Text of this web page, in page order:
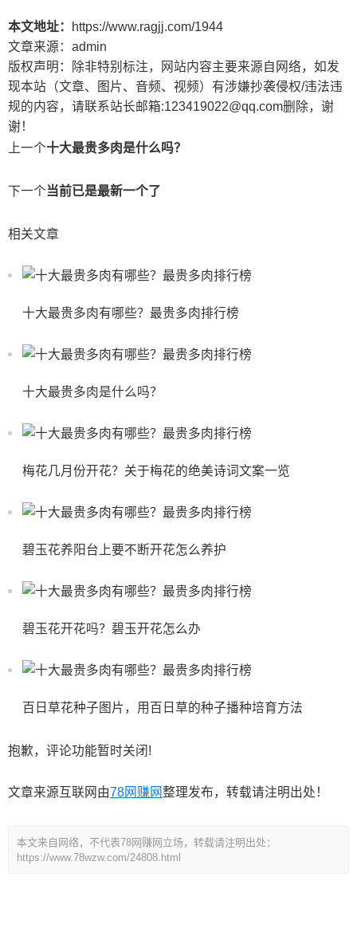
本文地址：
https://www.ragjj.com/1944
文章来源： admin
版权声明：
除非特别标注，网站内容主要来源自网络，如发
现本站（文章、图片、音频、视频）有涉嫌抄袭侵权/违法违
规的内容，请联系站长邮箱:123419022@qq.com删除，谢
谢！
上一个十大最贵多肉是什么吗？
下一个当前已是最新一个了
相关文章
十大最贵多肉有哪些？最贵多肉排行榜
十大最贵多肉是什么吗？
梅花几月份开花？关于梅花的绝美诗词文案一览
碧玉花养阳台上要不断开花怎么养护
碧玉花开花吗？碧玉开花怎么办
百日草花种子图片，用百日草的种子播种培育方法
抱歉，评论功能暂时关闭!
文章来源互联网由78网赚网整理发布，转载请注明出处！
本文来自网络，不代表78网赚网立场，转载请注明出处：
https://www.78wzw.com/24808.html